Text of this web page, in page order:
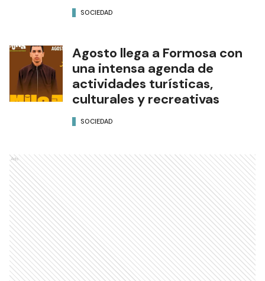
SOCIEDAD
Agosto llega a Formosa con
una intensa agenda de
actividades turísticas,
culturales y recreativas
SOCIEDAD
Ads